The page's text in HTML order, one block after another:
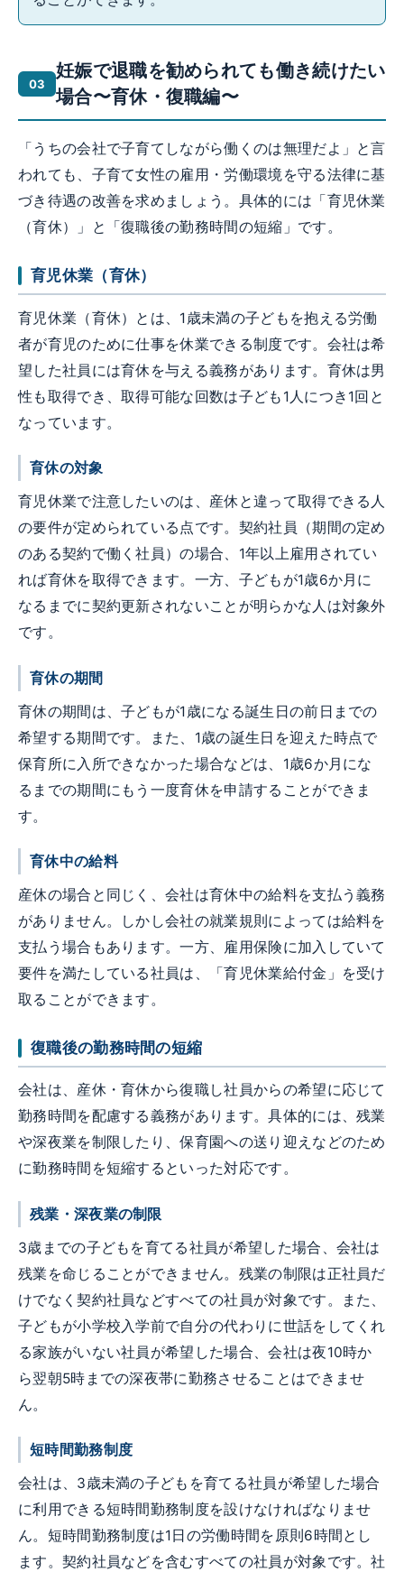
妊娠で退職を勧められても働き続けたい
場合〜育休・復職編〜
「うちの会社で子育てしながら働くのは無理だよ」と言
われても、子育て女性の雇用・労働環境を守る法律に基
づき待遇の改善を求めましょう。具体的には「育児休業
（育休）」と「復職後の勤務時間の短縮」です。
育児休業（育休）
育児休業（育休）とは、1歳未満の子どもを抱える労働
者が育児のために仕事を休業できる制度です。会社は希
望した社員には育休を与える義務があります。育休は男
性も取得でき、取得可能な回数は子ども1人につき1回と
なっています。
育休の対象
育児休業で注意したいのは、産休と違って取得できる人
の要件が定められている点です。契約社員（期間の定め
のある契約で働く社員）の場合、1年以上雇用されてい
れば育休を取得できます。一方、子どもが1歳6か月に
なるまでに契約更新されないことが明らかな人は対象外
です。
育休の期間
育休の期間は、子どもが1歳になる誕生日の前日までの
希望する期間です。また、1歳の誕生日を迎えた時点で
保育所に入所できなかった場合などは、1歳6か月にな
るまでの期間にもう一度育休を申請することができま
す。
育休中の給料
産休の場合と同じく、会社は育休中の給料を支払う義務
がありません。しかし会社の就業規則によっては給料を
支払う場合もあります。一方、雇用保険に加入していて
要件を満たしている社員は、「育児休業給付金」を受け
取ることができます。
復職後の勤務時間の短縮
会社は、産休・育休から復職し社員からの希望に応じて
勤務時間を配慮する義務があります。具体的には、残業
や深夜業を制限したり、保育園への送り迎えなどのため
に勤務時間を短縮するといった対応です。
残業・深夜業の制限
3歳までの子どもを育てる社員が希望した場合、会社は
残業を命じることができません。残業の制限は正社員だ
けでなく契約社員などすべての社員が対象です。また、
子どもが小学校入学前で自分の代わりに世話をしてくれ
る家族がいない社員が希望した場合、会社は夜10時か
ら翌朝5時までの深夜帯に勤務させることはできませ
ん。
短時間勤務制度
会社は、3歳未満の子どもを育てる社員が希望した場合
に利用できる短時間勤務制度を設けなければなりませ
ん。短時間勤務制度は1日の労働時間を原則6時間とし
ます。契約社員などを含むすべての社員が対象です。社